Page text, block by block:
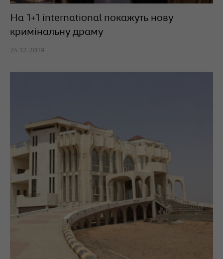
На 1+1 international покажуть нову
кримінальну драму
24.12.2019